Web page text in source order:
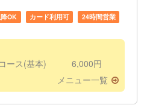
OK カード利用可
24時間営業
コース(基本) 6,000円
メニュー一覧